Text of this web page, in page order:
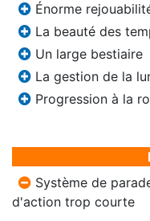
Énorme
La beauté des
Un large bestiaire
La gestion de la
Progression à la
Système de
d'action trop courte